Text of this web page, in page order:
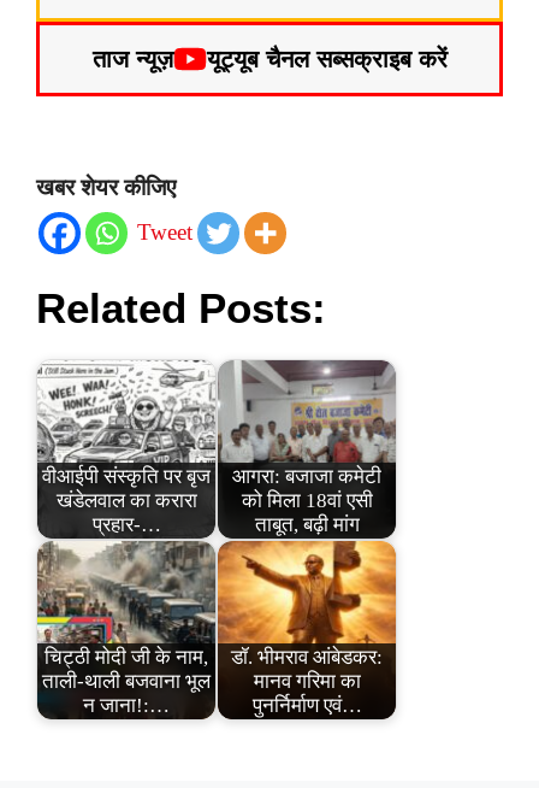
ताज न्यूज़ यूट्यूब चैनल सब्सक्राइब करें
खबर शेयर कीजिए
Tweet
Related Posts:
वीआईपी संस्कृति पर बृज
खंडेलवाल का करारा
प्रहार-…
आगरा: बजाजा कमेटी
को मिला 18वां एसी
ताबूत, बढ़ी मांग
चिट्ठी मोदी जी के नाम,
ताली-थाली बजवाना भूल
न जाना!:…
डॉ. भीमराव आंबेडकर:
मानव गरिमा का
पुनर्निर्माण एवं…